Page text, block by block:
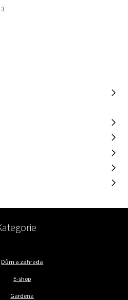
Dům a zahrada
E-shop
Gardena